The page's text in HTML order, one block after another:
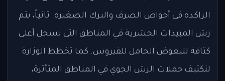
الراكدة في أحواض الصرف والبرك الصغيرة. ثانياً، يتم
رش المبيدات الحشرية في المناطق التي تسجل أعلى
كثافة للبعوض الحامل للفيروس. كما تخطط الوزارة
لتكثيف حملات الرش الجوي في المناطق المتأثرة،